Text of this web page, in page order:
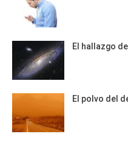
El hallazgo
El polvo del